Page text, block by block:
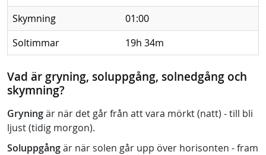
Skymning
01:00
Soltimmar
19h 34m
Vad är gryning, soluppgång, solnedgång och
skymning?
Gryningär när det går från att vara mörkt (natt) - till bli
ljust (tidig morgon).
Soluppgångär när solen går upp över horisonten - fram